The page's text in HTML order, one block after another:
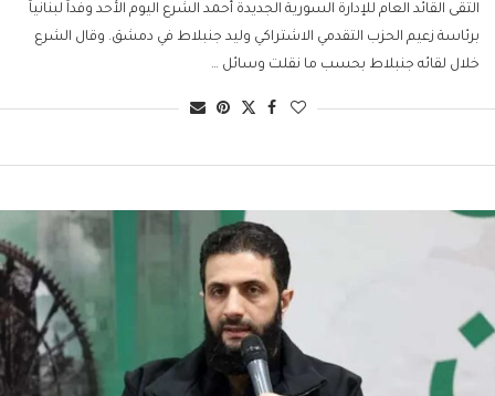
التقى القائد العام للإدارة السورية الجديدة أحمد الشرع اليوم الأحد وفداً لبنانياً
برئاسة زعيم الحزب التقدمي الاشتراكي وليد جنبلاط في دمشق. وقال الشرع
خلال لقائه جنبلاط بحسب ما نقلت وسائل …